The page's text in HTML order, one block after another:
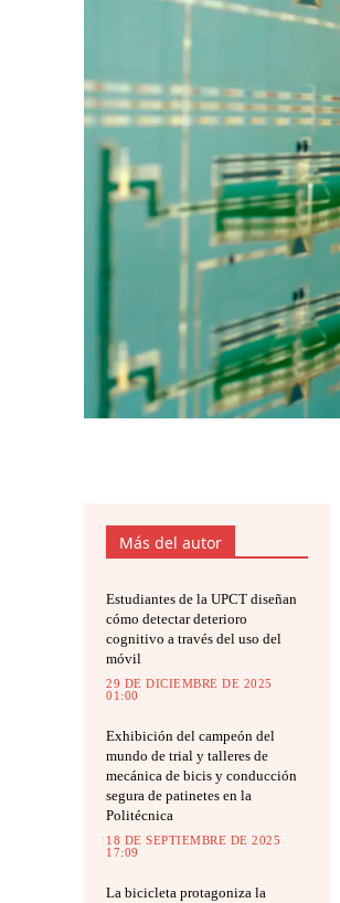
Más del autor
Estudiantes de la UPCT diseñan
cómo detectar deterioro
cognitivo a través del uso del
móvil
29 DE DICIEMBRE DE 2025
01:00
Exhibición del campeón del
mundo de trial y talleres de
mecánica de bicis y conducción
segura de patinetes en la
Politécnica
18 DE SEPTIEMBRE DE 2025
17:09
La bicicleta protagoniza la